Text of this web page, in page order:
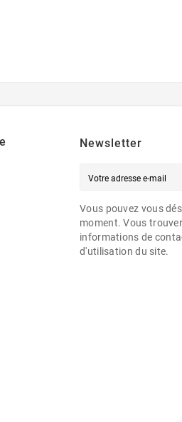
Newsletter
Vous pouvez vous
moment. Vous
informations de
d'utilisation du site.